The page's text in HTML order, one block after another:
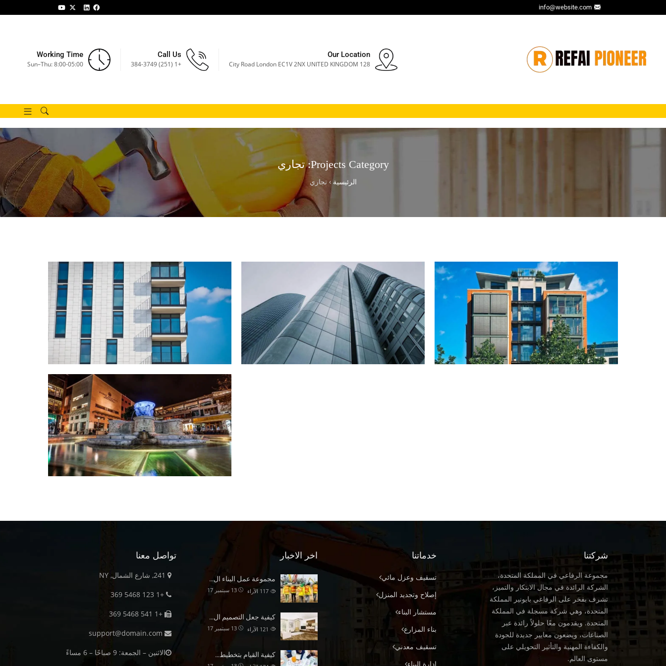
info@website.com
Our Location
128 City Road London EC1V 2NX UNITED KINGDOM
Call Us
+1 (251) 384-3749
Working Time
Sun–Thu: 8:00-05:00
Projects Category: تجاري
الرئيسية›تجاري
سوا العقارية برج جونسون ليكا العقارية
مركز تسوق أفاس
شركتنا
مجموعة الرفاعي في المملكة المتحدة،
الشركة الرائدة في مجال الابتكار والتميز،
تشرف بفخر على الرفاعي بايونير المملكة
المتحدة، وهي شركة مسجلة في المملكة
المتحدة. ويقدمون معًا حلولاً رائدة عبر
الصناعات، ويضعون معايير جديدة للجودة
والكفاءة المهنية والتأثير التحويلي على
مستوى العالم.
خدماتنا
تسقيف وعزل مائي
إصلاح وتجديد المنزل
مستشار البناء
بناء المزارع
تسقيف معدني
إدارة البناء
اخر الاخبار
مجموعة عمل البناء ال…
13 سبتمبر 17 الآراء
كيفية جعل التصميم ال…
13 سبتمبر 17 الآراء
كيفية القيام بتخطيط…
تواصل معنا
+1 123 5468 369
+1 541 5468 369
الاثنين – الجمعة: 9 صباحًا – 6 مساءً